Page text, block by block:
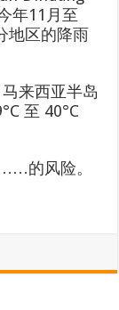
年11月至
地区的降雨
来西亚半岛
至 40°C
的风险。